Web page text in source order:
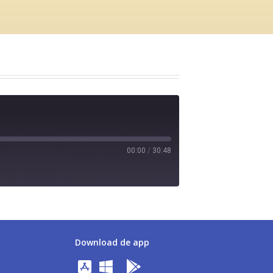
00:00 / 30:48
Download de app